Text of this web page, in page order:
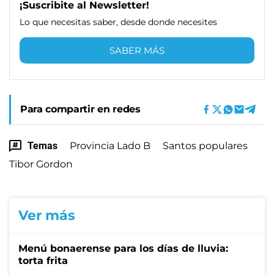
¡Suscribite al Newsletter!
Lo que necesitas saber, desde donde necesites
SABER MÁS
Para compartir en redes
Temas Provincia Lado B
Santos populares
Tibor Gordon
Ver más
Menú bonaerense para los días de lluvia:
torta frita